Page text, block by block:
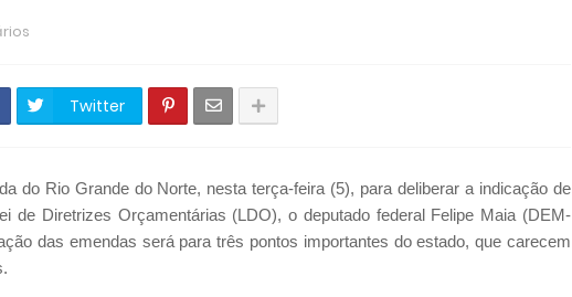
Twitter
do Rio Grande do Norte, nesta terça-feira (5), para deliberar a indicação de
de Diretrizes Orçamentárias (LDO), o deputado federal Felipe Maia (DEM-
das emendas será para três pontos importantes do estado, que carecem